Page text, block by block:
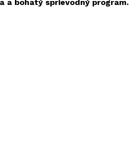
bohatý sprievodný